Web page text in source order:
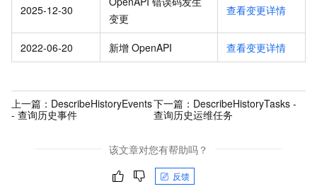
2025-12-30
变更
查看变更详情
2022-06-20 新增 OpenAPI 查看变更详情
上一篇： DescribeHistoryEvents
- 查询历史事件
下一篇： DescribeHistoryTasks -
查询历史运维任务
该文章对您有帮助吗？
反馈